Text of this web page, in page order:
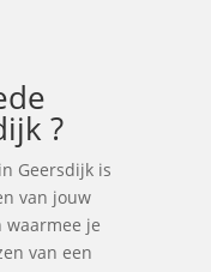
?
Geersdijk is
van jouw
je
van een